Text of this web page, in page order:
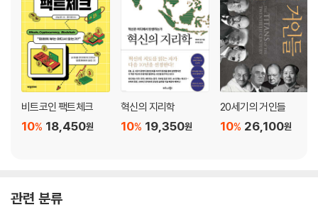
투자 기회가 될 개혁개방의 가능성은?
제10장 역사는 경제에 어떤 리스크로 작용하는가_일본 리스크
정치적 무기가 된 반도체 수출 규제 사건
과거사 리스크의 재연 가능성은 있을까?
한일 관계는 대중문화 산업에 어떤 영향을 주는가?
한국어판 서문 | 한국이 그리는 혁신의 신新 지형도
비트코인 팩트체크
18,450원
10%
혁신의 지리학
19,350원
10%
20세기의 거인들
26,100원
10%
관련 분류